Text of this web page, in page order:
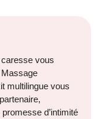
vous
Massage
multilingue vous
d’intimité